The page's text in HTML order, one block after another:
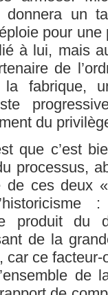
un
pour une
à lui, mais
de
fabrique,
du
que c’est
processus,
ces deux
produit du
de la
car ce
de